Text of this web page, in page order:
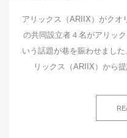
アリックス（ARIIX）がクオ
の共同設立者４名がアリッ
いう話題が巷を賑わせまし
リックス（ARIIX）から